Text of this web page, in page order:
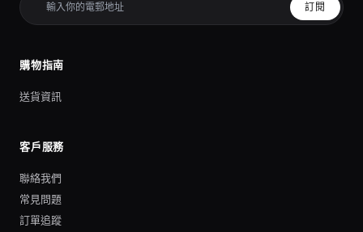
訂閱
購物指南
送貨資訊
客戶服務
聯絡我們
常見問題
訂單追蹤